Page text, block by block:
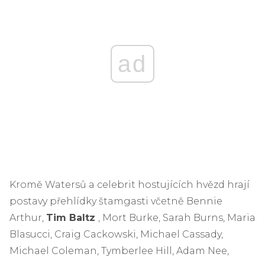
ad
Kromě Watersů a celebrit hostujících hvězd hrají
postavy přehlídky štamgasti včetně Bennie
Arthur, Tim Baltz
, Mort Burke, Sarah Burns, Maria
Blasucci, Craig Cackowski, Michael Cassady,
Michael Coleman, Tymberlee Hill, Adam Nee,